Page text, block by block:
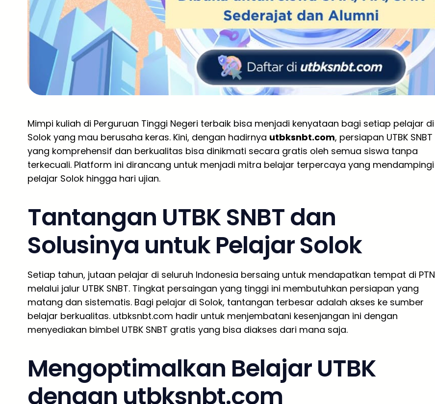
Mimpi kuliah di Perguruan Tinggi Negeri terbaik bisa menjadi kenyataan bagi setiap pelajar di
Solok yang mau berusaha keras. Kini, dengan hadirnya utbksnbt.com, persiapan UTBK SNBT
yang komprehensif dan berkualitas bisa dinikmati secara gratis oleh semua siswa tanpa
terkecuali. Platform ini dirancang untuk menjadi mitra belajar terpercaya yang mendampingi
pelajar Solok hingga hari ujian.
Tantangan UTBK SNBT dan
Solusinya untuk Pelajar Solok
Setiap tahun, jutaan pelajar di seluruh Indonesia bersaing untuk mendapatkan tempat di PTN
melalui jalur UTBK SNBT. Tingkat persaingan yang tinggi ini membutuhkan persiapan yang
matang dan sistematis. Bagi pelajar di Solok, tantangan terbesar adalah akses ke sumber
belajar berkualitas. utbksnbt.com hadir untuk menjembatani kesenjangan ini dengan
menyediakan bimbel UTBK SNBT gratis yang bisa diakses dari mana saja.
Mengoptimalkan Belajar UTBK
dengan utbksnbt.com